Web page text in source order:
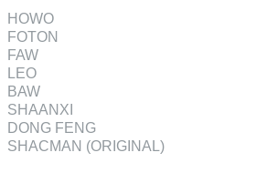
HOWO
FOTON
FAW
LEO
BAW
SHAANXI
DONG FENG
SHACMAN (ORIGINAL)